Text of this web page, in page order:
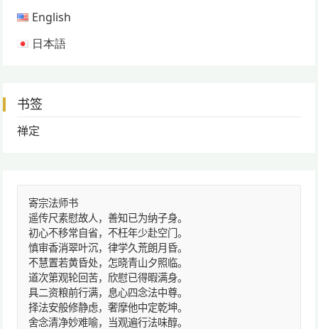
English
日本語
书签
禅定
寄宗法师书
遥传尺素慰故人，善知已为纳子身。
初心不移常自省，不枉年少赴空门。
慎审香消翠叶沉，律学久荒朗月昏。
不慧置若黄昏处，怎晓青山夕照临。
道次第观轮回苦，欣慰已得暇满身。
具二资粮前行满，息心四念法中尊。
择法安般修静虑，奢摩他中定乾坤。
舍念清净妙难喻，当观遍行法味醇。